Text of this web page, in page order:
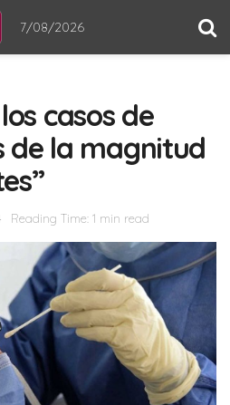
7/08/2026
casos de
de la magnitud
Reading Time: 1 min read